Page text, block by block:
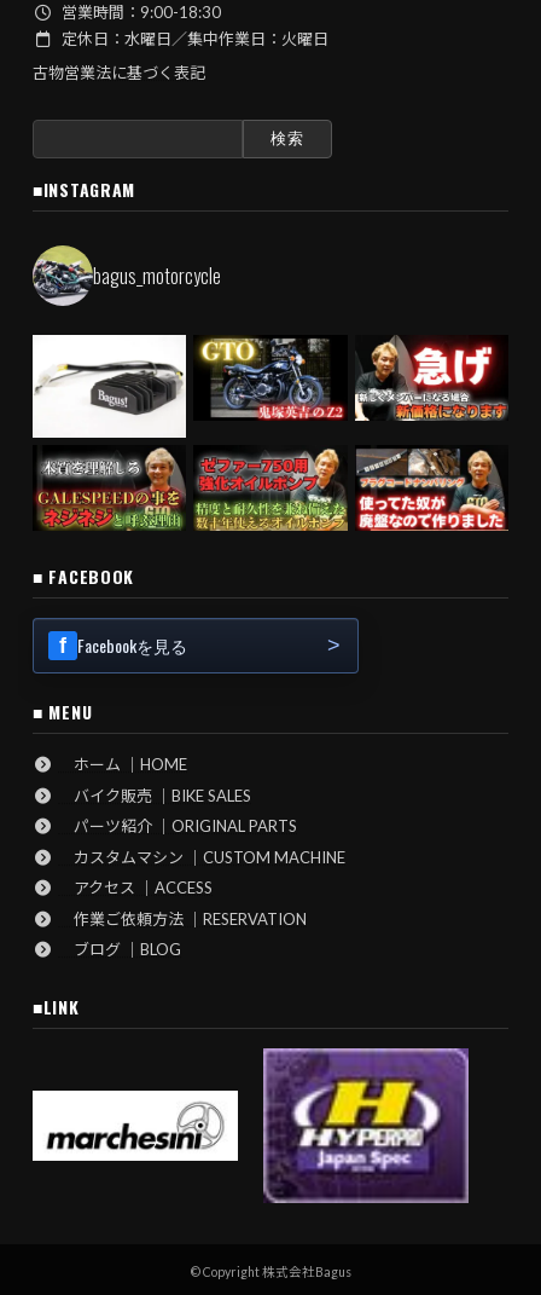
営業時間：9:00-18:30
定休日：水曜日／集中作業日：火曜日
古物営業法に基づく表記
検
■INSTAGRAM
bagus_motorcycle
■ FACEBOOK
Facebookを見る
■ MENU
ホーム ｜HOME
バイク販売 ｜BIKE SALES
パーツ紹介 ｜ORIGINAL PARTS
カスタムマシン ｜CUSTOM MACHINE
アクセス ｜ACCESS
作業ご依頼方法 ｜RESERVATION
ブログ ｜BLOG
■LINK
© Copyright 株式会社Bagus